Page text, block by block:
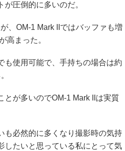
圧倒的に多いのだ。
、OM-1 Mark IIではバッファも増
高まった。
も使用可能で、手持ちの場合は約
が多いのでOM-1 Mark IIは実質
も必然的に多くなり撮影時の気持
したいと思っている私にとって気